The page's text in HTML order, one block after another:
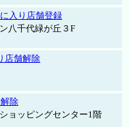
入り店舗登録
八千代緑が丘３F
店舗解除
除
ョッピングセンター1階